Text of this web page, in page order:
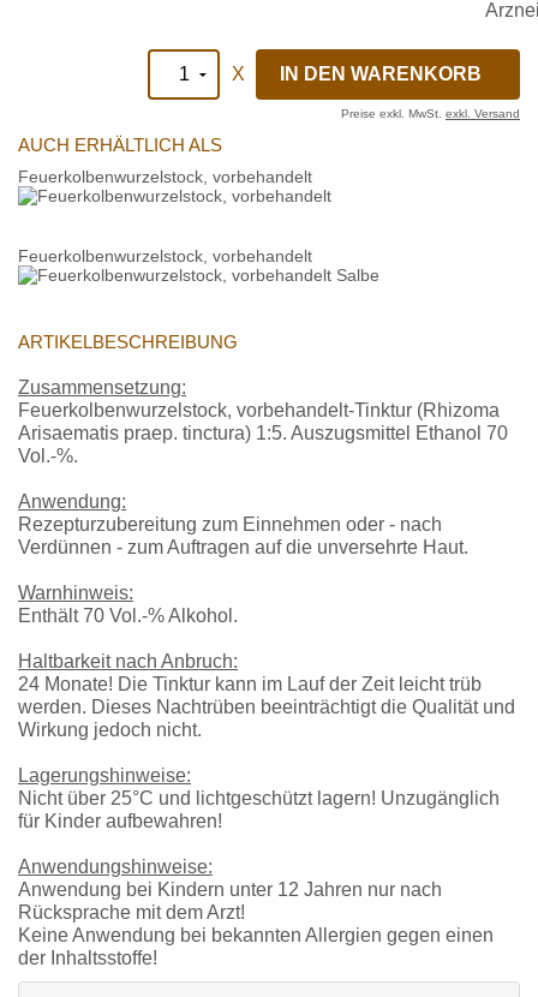
X
Preise exkl. MwSt. exkl. Versand
AUCH ERHÄLTLICH ALS
Feuerkolbenwurzelstock, vorbehandelt
Feuerkolbenwurzelstock, vorbehandelt
ARTIKELBESCHREIBUNG
Zusammensetzung:
Feuerkolbenwurzelstock, vorbehandelt-Tinktur (Rhizoma
Arisaematis praep. tinctura) 1:5. Auszugsmittel Ethanol 70
Vol.-%.
Anwendung:
Rezepturzubereitung zum Einnehmen oder - nach
Verdünnen - zum Auftragen auf die unversehrte Haut.
Warnhinweis:
Enthält 70 Vol.-% Alkohol.
Haltbarkeit nach Anbruch:
24 Monate! Die Tinktur kann im Lauf der Zeit leicht trüb
werden. Dieses Nachtrüben beeinträchtigt die Qualität und
Wirkung jedoch nicht.
Lagerungshinweise:
Nicht über 25°C und lichtgeschützt lagern! Unzugänglich
für Kinder aufbewahren!
Anwendungshinweise:
Anwendung bei Kindern unter 12 Jahren nur nach
Rücksprache mit dem Arzt!
Keine Anwendung bei bekannten Allergien gegen einen
der Inhaltsstoffe!